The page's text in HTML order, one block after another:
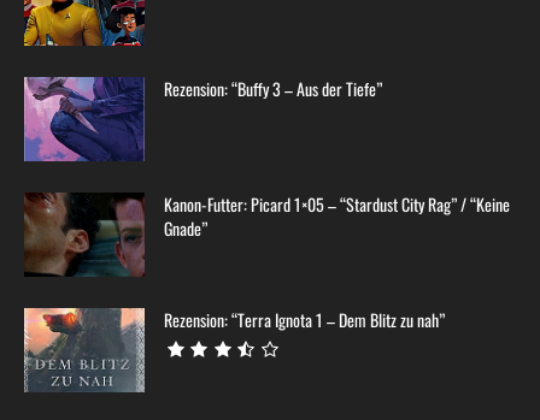
Rezension: “Buffy 3 – Aus der Tiefe”
Kanon-Futter: Picard 1×05 – “Stardust City Rag” / “Keine
Gnade”
Rezension: “Terra Ignota 1 – Dem Blitz zu nah”